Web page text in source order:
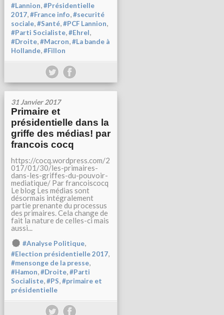
#Lannion,#Présidentielle
2017,#France info,#securité
sociale,#Santé,#PCF Lannion,
#Parti Socialiste,#Ehrel,
#Droite,#Macron,#La bande à
Hollande,#Fillon
31 Janvier 2017
Primaire et
présidentielle dans la
griffe des médias! par
francois cocq
https://cocq.wordpress.com/2
017/01/30/les-primaires-
dans-les-griffes-du-pouvoir-
mediatique/ Par francoiscocq
Le blog Les médias sont
désormais intégralement
partie prenante du processus
des primaires. Cela change de
fait la nature de celles-ci mais
aussi...
#Analyse Politique,
#Election présidentielle 2017,
#mensonge de la presse,
#Hamon,#Droite,#Parti
Socialiste,#PS,#primaire et
présidentielle